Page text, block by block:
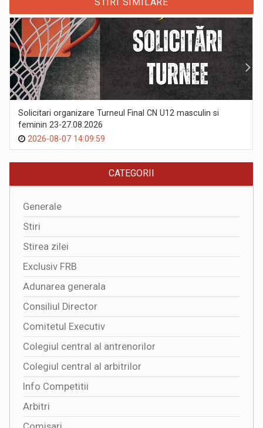
Solicitari organizare Turneul Final CN U12 masculin si
feminin 23-27.08.2026
2026-08-07 14:09:59
CATEGORII
Generale
Stiri
Stirea zilei
Exclusiv FRB
Adunarea generala
Consiliul Director
Comitetul Executiv
Colegiul central al antrenorilor
Colegiul central al arbitrilor
Info Competitii
Arbitri